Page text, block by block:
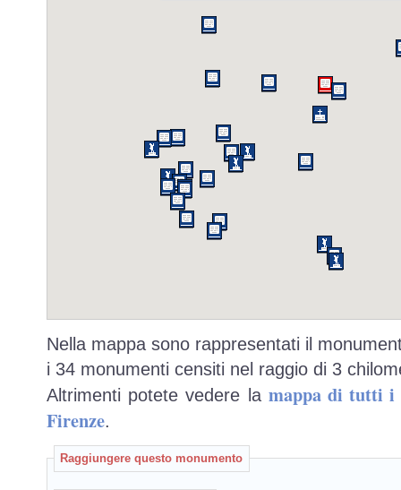
Nella mappa sono rappresentati il
i 34 monumenti censiti nel raggio di 3
Altrimenti potete vedere la mappa di tutti i
Firenze.
Raggiungere questo monumento